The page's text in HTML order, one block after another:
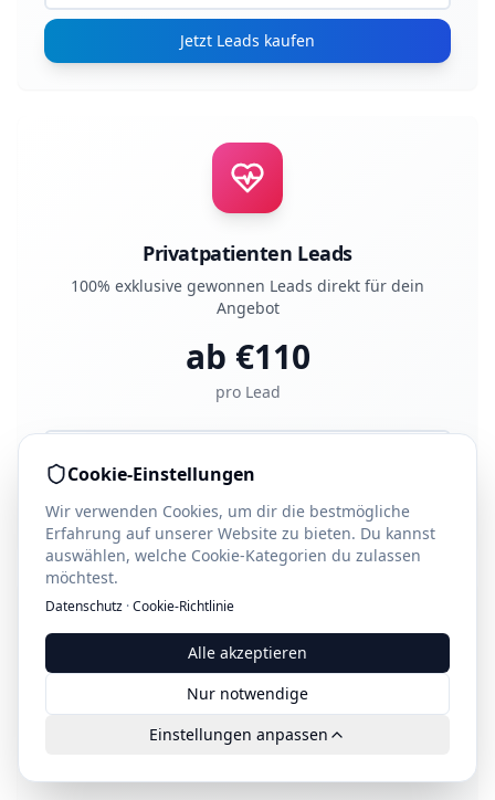
Jetzt Leads kaufen
Privatpatienten Leads
100% exklusive gewonnen Leads direkt für dein
Angebot
ab €110
pro Lead
Jetzt Leads kaufen
Dental Leads
100% exklusive gewonnen Leads direkt für dein
Cookie-Einstellungen
Wir verwenden Cookies, um dir die bestmögliche
Erfahrung auf unserer Website zu bieten. Du kannst
auswählen, welche Cookie-Kategorien du zulassen
möchtest.
Datenschutz ·Cookie-Richtlinie
Alle akzeptieren
Nur notwendige
Einstellungen anpassen